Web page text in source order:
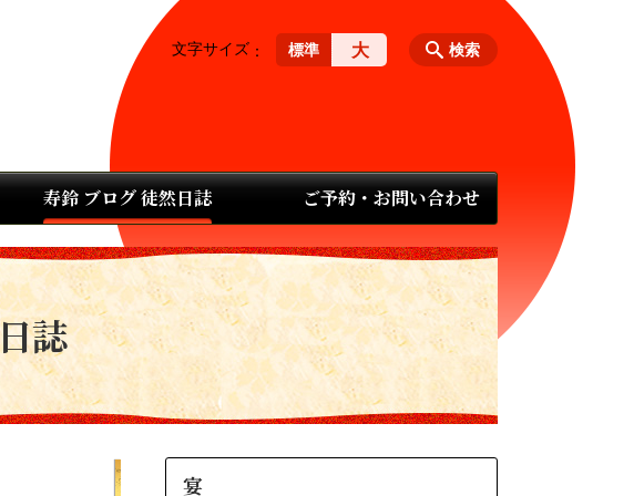
寿鈴 ブログ 徒然日誌 ご予約・お問い合わせ
検索
文字サイズ 標準 大
誌
宴